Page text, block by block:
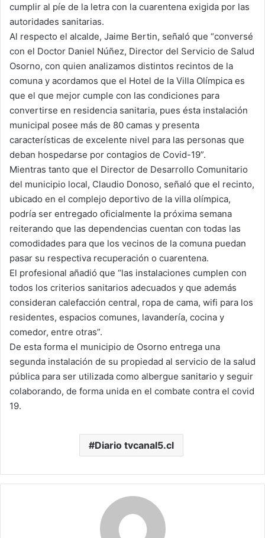
cumplir al píe de la letra con la cuarentena exigida por las
autoridades sanitarias.
Al respecto el alcalde, Jaime Bertin, señaló que “conversé
con el Doctor Daniel Núñez, Director del Servicio de Salud
Osorno, con quien analizamos distintos recintos de la
comuna y acordamos que el Hotel de la Villa Olímpica es
que el que mejor cumple con las condiciones para
convertirse en residencia sanitaria, pues ésta instalación
municipal posee más de 80 camas y presenta
características de excelente nivel para las personas que
deban hospedarse por contagios de Covid-19”.
Mientras tanto que el Director de Desarrollo Comunitario
del municipio local, Claudio Donoso, señaló que el recinto,
ubicado en el complejo deportivo de la villa olímpica,
podría ser entregado oficialmente la próxima semana
reiterando que las dependencias cuentan con todas las
comodidades para que los vecinos de la comuna puedan
pasar su respectiva recuperación o cuarentena.
El profesional añadió que “las instalaciones cumplen con
todos los criterios sanitarios adecuados y que además
consideran calefacción central, ropa de cama, wifi para los
residentes, espacios comunes, lavandería, cocina y
comedor, entre otras”.
De esta forma el municipio de Osorno entrega una
segunda instalación de su propiedad al servicio de la salud
pública para ser utilizada como albergue sanitario y seguir
colaborando, de forma unida en el combate contra el covid
19.
Diario tvcanal5.cl